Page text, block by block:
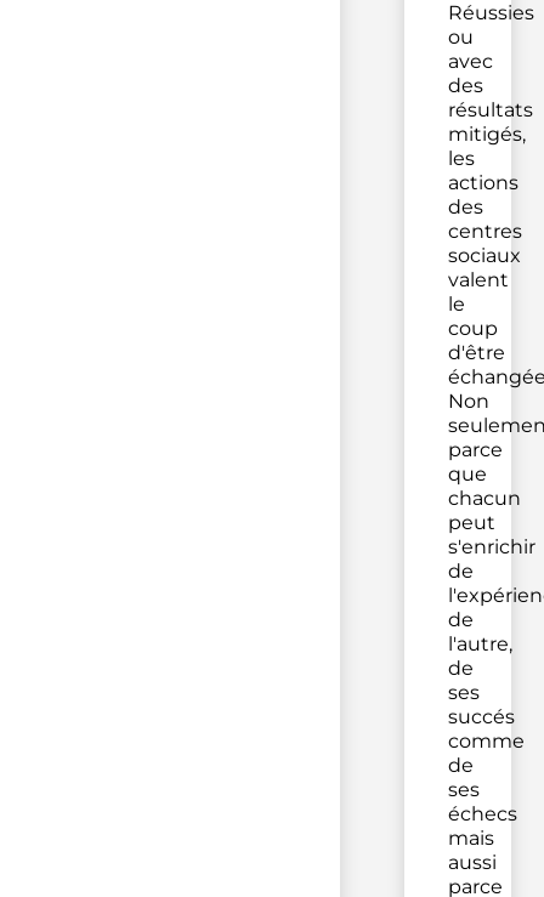
Réussies
ou
avec
des
résultats
mitigés,
les
actions
des
centres
sociaux
valent
le
coup
d'être
Non
parce
que
chacun
peut
s'enrichir
de
de
l'autre,
de
ses
succés
comme
de
ses
échecs
mais
aussi
parce